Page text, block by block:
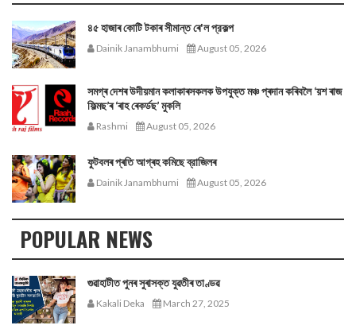
৪৫ হাজাৰ কোটি টকাৰ সীমান্ত ৰে'ল প্রকল্প
Dainik Janambhumi August 05, 2026
সমগ্ৰ দেশৰ উদীয়মান কলাকাৰসকলক উপযুক্ত মঞ্চ প্ৰদান কৰিবলৈ ‘য়শ ৰাজ
ফিল্মছ’ৰ ‘ৰাহ ৰেকৰ্ডছ’ মুকলি
Rashmi August 05, 2026
ফুটবলৰ প্ৰতি আগ্ৰহ কমিছে ব্রাজিলৰ
Dainik Janambhumi August 05, 2026
POPULAR NEWS
গুৱাহাটীত পুনৰ সুৰাসক্ত যুৱতীৰ তাণ্ডৱ
Kakali Deka March 27, 2025